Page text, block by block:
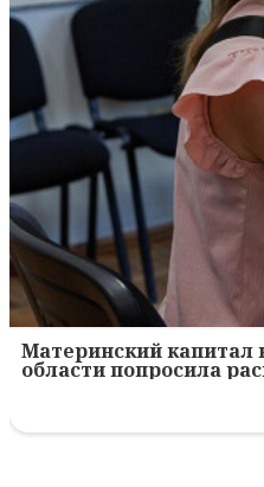
Материнский капитал
области попросила